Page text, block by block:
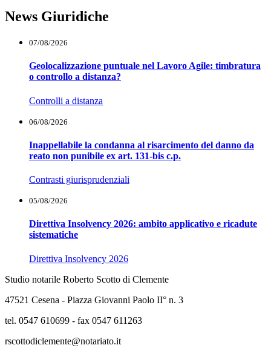
News Giuridiche
07/08/2026
Geolocalizzazione puntuale nel Lavoro Agile: timbratura
o controllo a distanza?
Controlli a distanza
06/08/2026
Inappellabile la condanna al risarcimento del danno da
reato non punibile ex art. 131-bis c.p.
Contrasti giurisprudenziali
05/08/2026
Direttiva Insolvency 2026: ambito applicativo e ricadute
sistematiche
Direttiva Insolvency 2026
Studio notarile Roberto Scotto di Clemente
47521 Cesena - Piazza Giovanni Paolo II° n. 3
tel. 0547 610699 - fax 0547 611263
rscottodiclemente@notariato.it